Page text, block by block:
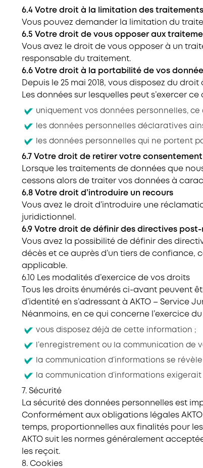
6.4 Votre droit à la limitation des
Vous pouvez demander la limitation du
6.5 Votre droit de vous opposer aux
Vous avez le droit de vous opposer à un
responsable du traitement.
6.6 Votre droit à la portabilité de vos
Depuis le 25 mai 2018, vous disposez du
Les données sur lesquelles peut s’exercer ce
uniquement vos données personnelles,
les données personnelles déclaratives
les données personnelles qui ne portent
6.7 Votre droit de retirer votre consentement
Lorsque les traitements de données que
cessons alors de traiter vos données à
6.8 Votre droit d’introduire un recours
Vous avez le droit d’introduire une
juridictionnel.
6.9 Votre droit de définir des directives
Vous avez la possibilité de définir des
décès et ce auprès d’un tiers de
applicable.
6.10 Les modalités d’exercice de vos droits
Tous les droits énumérés ci-avant peuvent
d’identité en s’adressant à AKTO – Service
Néanmoins, en ce qui concerne l’exercice
vous disposez déjà de cette information ;
l’enregistrement ou la communication de
la communication d’informations se
la communication d’informations
7. Sécurité
La sécurité des données personnelles est
Conformément aux obligations légales
temps, proportionnelles aux finalités pour
AKTO suit les normes généralement
les reçoit.
8. Cookies